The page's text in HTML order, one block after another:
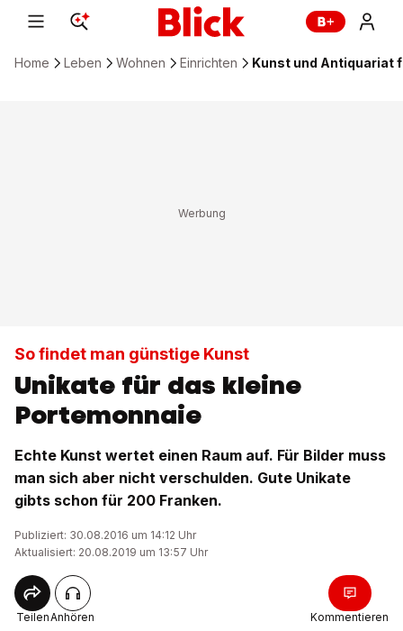
Home Leben Wohnen Einrichten Kunst und Antiquariat
So findet man günstige Kunst
Unikate für das kleine
Portemonnaie
Echte Kunst wertet einen Raum auf. Für Bilder muss
man sich aber nicht verschulden. Gute Unikate
gibts schon für 200 Franken.
Publiziert: 30.08.2016 um 14:12 Uhr
Aktualisiert: 20.08.2019 um 13:57 Uhr
TeilenAnhören Kommentieren